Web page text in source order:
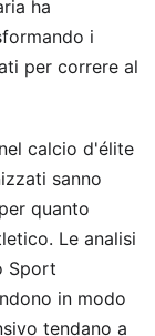
ha
i
per correre al
calcio d'élite
sanno
quanto
Le analisi
Sport
in modo
tendano a